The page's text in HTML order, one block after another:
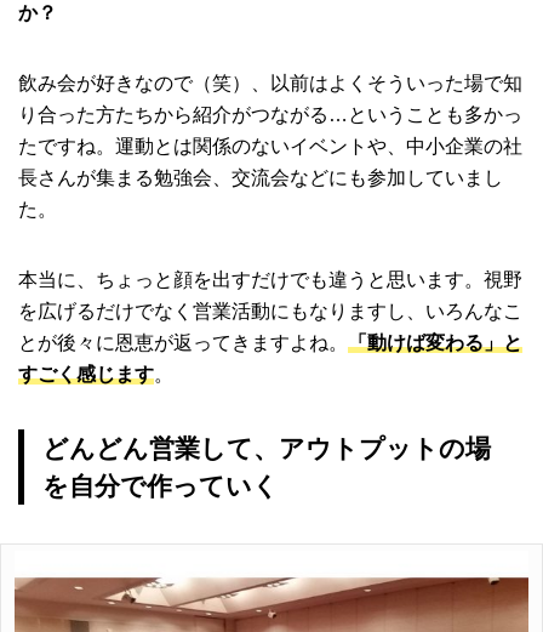
か？
飲み会が好きなので（笑）、以前はよくそういった場で知
り合った方たちから紹介がつながる…ということも多かっ
たですね。運動とは関係のないイベントや、中小企業の社
長さんが集まる勉強会、交流会などにも参加していまし
た。
本当に、ちょっと顔を出すだけでも違うと思います。視野
を広げるだけでなく営業活動にもなりますし、いろんなこ
とが後々に恩恵が返ってきますよね。 「動けば変わる」と
すごく感じます。
どんどん営業して、アウトプットの場
を自分で作っていく